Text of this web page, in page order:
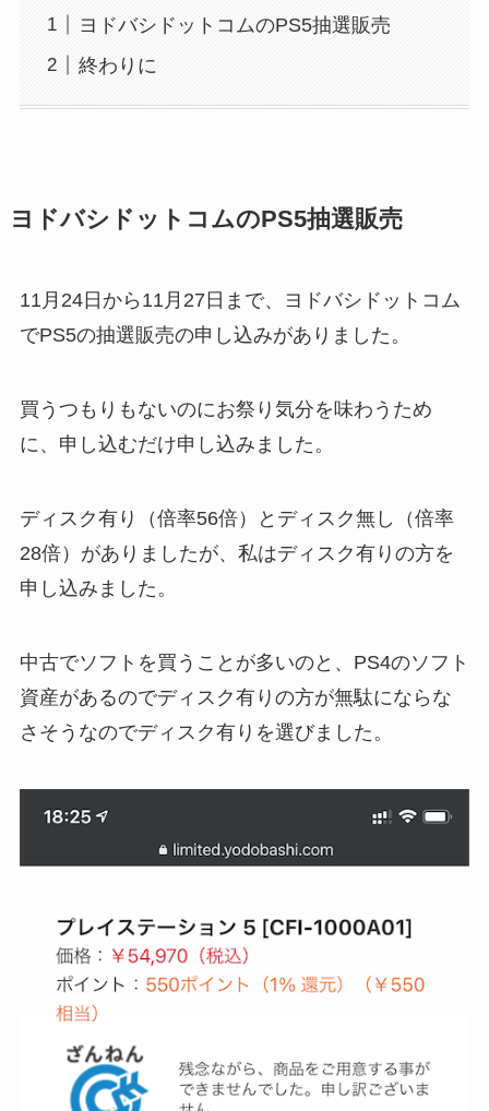
ヨドバシドットコムのPS5抽選販売
終わりに
ヨドバシドットコムのPS5抽選販売
11月24日から11月27日まで、ヨドバシドットコム
でPS5の抽選販売の申し込みがありました。
買うつもりもないのにお祭り気分を味わうため
に、申し込むだけ申し込みました。
ディスク有り（倍率56倍）とディスク無し（倍率
28倍）がありましたが、私はディスク有りの方を
申し込みました。
中古でソフトを買うことが多いのと、PS4のソフト
資産があるのでディスク有りの方が無駄にならな
さそうなのでディスク有りを選びました。